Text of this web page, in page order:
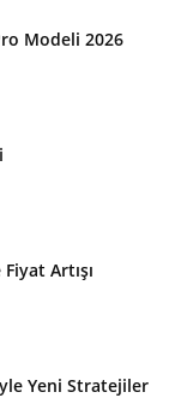
Modeli 2026
Artışı
Yeni Stratejiler